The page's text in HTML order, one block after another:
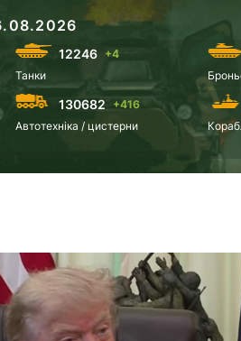
12246
+4
Танки
130682
+416
Автотехніка / цистерни